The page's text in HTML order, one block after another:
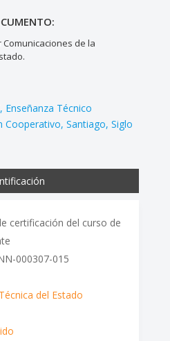
de la
Enseñanza Técnico
Cooperativo Santiago Siglo
certificación del curso de
000307-015
del Estado